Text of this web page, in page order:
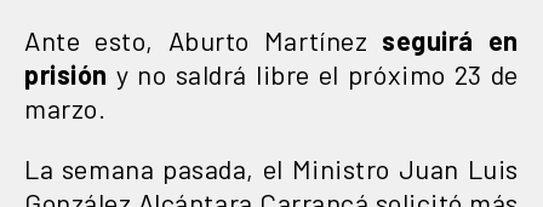
Ante esto, Aburto Martínez seguirá en
prisión y no saldrá libre el próximo 23 de
marzo.
La semana pasada, el Ministro Juan Luis